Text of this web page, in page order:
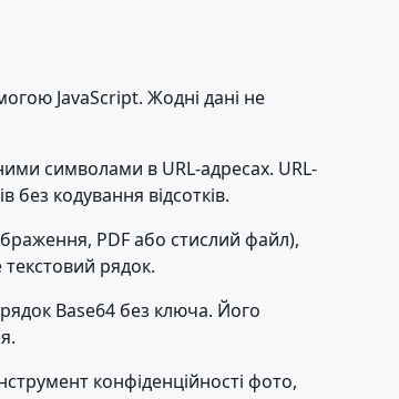
JavaScript. Жодні дані не
символами в URL-адресах. URL-
кодування відсотків.
PDF або стислий файл),
рядок.
Base64 без ключа. Його
конфіденційності фото,